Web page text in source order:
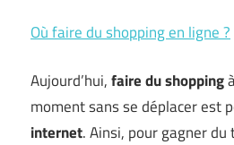
Où faire du shopping en ligne ?
Aujourd’hui,faire du shopping
moment sans se déplacer est
internet. Ainsi, pour gagner